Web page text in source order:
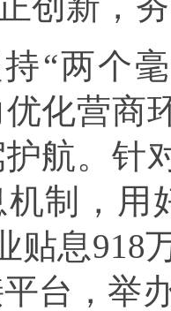
“两个
化营商
航。针
制，用
贴息918
台，举